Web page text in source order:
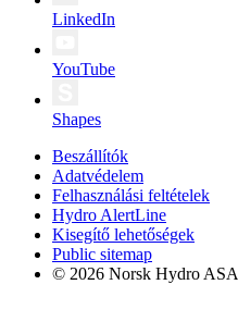
LinkedIn
YouTube
Shapes
Beszállítók
Adatvédelem
Felhasználási feltételek
Hydro AlertLine
Kisegítő lehetőségek
Public sitemap
© 2026 Norsk Hydro ASA